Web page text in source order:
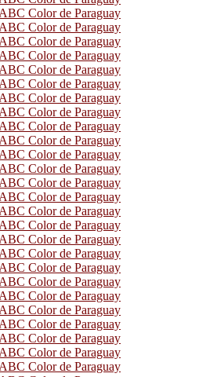
Color de Paraguay
Color de Paraguay
Color de Paraguay
Color de Paraguay
Color de Paraguay
Color de Paraguay
Color de Paraguay
Color de Paraguay
Color de Paraguay
Color de Paraguay
Color de Paraguay
Color de Paraguay
Color de Paraguay
Color de Paraguay
Color de Paraguay
Color de Paraguay
Color de Paraguay
Color de Paraguay
Color de Paraguay
Color de Paraguay
Color de Paraguay
Color de Paraguay
Color de Paraguay
Color de Paraguay
Color de Paraguay
Color de Paraguay